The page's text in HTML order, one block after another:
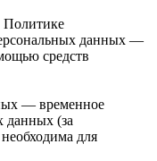
Политике
данных —
средств
— временное
данных (за
для